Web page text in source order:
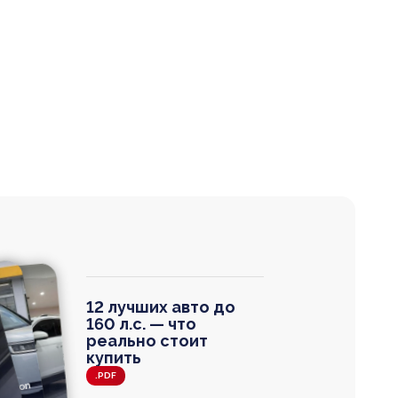
12 лучших авто до
160 л.с. — что
реально стоит
купить
.PDF